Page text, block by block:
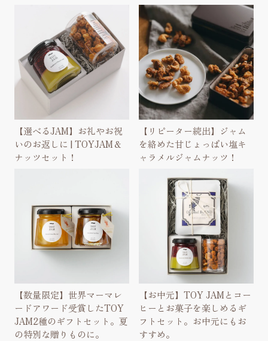
【選べるJAM】お礼やお祝
いのお返しに | TOYJAM＆
ナッツセット！
【リピーター続出】ジャム
を絡めた甘じょっぱい塩キ
ャラメルジャムナッツ！
【数量限定】世界マーマレ
ードアワード受賞したTOY
JAM2種のギフトセット。夏
の特別な贈りものに。
【お中元】TOY JAMとコー
ヒーとお菓子を楽しめるギ
フトセット。お中元にもお
すすめ。